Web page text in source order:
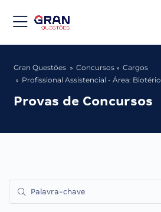
Gran Questões Concursos
Cargos
Profissional Assistencial - Área: Biotério
Provas de Concursos